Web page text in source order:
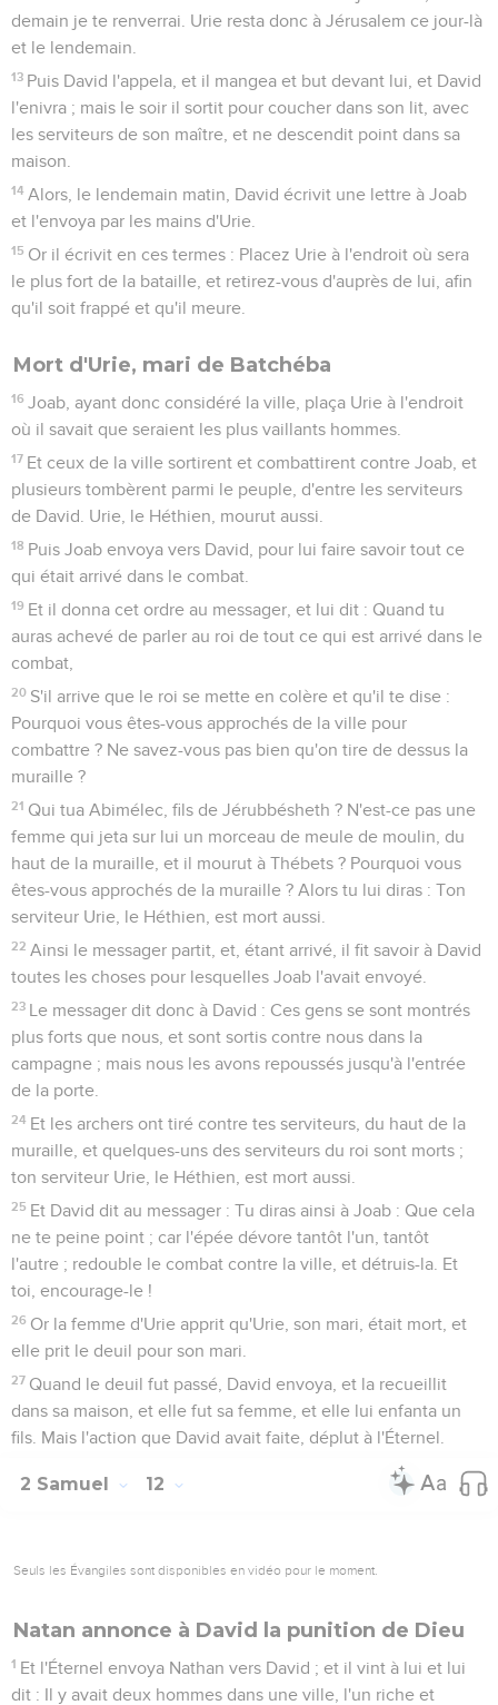
demain je te renverrai. Urie resta donc à Jérusalem ce jour-là
et le lendemain.
13 Puis David l'appela, et il mangea et but devant lui, et David
l'enivra ; mais le soir il sortit pour coucher dans son lit, avec
les serviteurs de son maître, et ne descendit point dans sa
maison.
14 Alors, le lendemain matin, David écrivit une lettre à Joab
et l'envoya par les mains d'Urie.
15 Or il écrivit en ces termes : Placez Urie à l'endroit où sera
le plus fort de la bataille, et retirez-vous d'auprès de lui, afin
qu'il soit frappé et qu'il meure.
Mort d'Urie, mari de Batchéba
16 Joab, ayant donc considéré la ville, plaça Urie à l'endroit
où il savait que seraient les plus vaillants hommes.
17 Et ceux de la ville sortirent et combattirent contre Joab, et
plusieurs tombèrent parmi le peuple, d'entre les serviteurs
de David. Urie, le Héthien, mourut aussi.
18 Puis Joab envoya vers David, pour lui faire savoir tout ce
qui était arrivé dans le combat.
19 Et il donna cet ordre au messager, et lui dit : Quand tu
auras achevé de parler au roi de tout ce qui est arrivé dans le
combat,
20 S'il arrive que le roi se mette en colère et qu'il te dise :
Pourquoi vous êtes-vous approchés de la ville pour
combattre ? Ne savez-vous pas bien qu'on tire de dessus la
muraille ?
21 Qui tua Abimélec, fils de Jérubbésheth ? N'est-ce pas une
femme qui jeta sur lui un morceau de meule de moulin, du
haut de la muraille, et il mourut à Thébets ? Pourquoi vous
êtes-vous approchés de la muraille ? Alors tu lui diras : Ton
serviteur Urie, le Héthien, est mort aussi.
22 Ainsi le messager partit, et, étant arrivé, il fit savoir à David
toutes les choses pour lesquelles Joab l'avait envoyé.
23 Le messager dit donc à David : Ces gens se sont montrés
plus forts que nous, et sont sortis contre nous dans la
campagne ; mais nous les avons repoussés jusqu'à l'entrée
de la porte.
24 Et les archers ont tiré contre tes serviteurs, du haut de la
muraille, et quelques-uns des serviteurs du roi sont morts ;
ton serviteur Urie, le Héthien, est mort aussi.
25 Et David dit au messager : Tu diras ainsi à Joab : Que cela
ne te peine point ; car l'épée dévore tantôt l'un, tantôt
l'autre ; redouble le combat contre la ville, et détruis-la. Et
toi, encourage-le !
26 Or la femme d'Urie apprit qu'Urie, son mari, était mort, et
elle prit le deuil pour son mari.
27 Quand le deuil fut passé, David envoya, et la recueillit
dans sa maison, et elle fut sa femme, et elle lui enfanta un
fils. Mais l'action que David avait faite, déplut à l'Éternel.
2 Samuel 12
Seuls les Évangiles sont disponibles en vidéo pour le moment.
Natan annonce à David la punition de Dieu
1 Et l'Éternel envoya Nathan vers David ; et il vint à lui et lui
dit : Il y avait deux hommes dans une ville, l'un riche et